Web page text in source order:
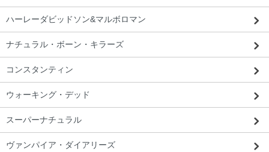
ハーレーダビッドソン&マルボロマン
ナチュラル・ボーン・キラーズ
コンスタンティン
ウォーキング・デッド
スーパーナチュラル
ヴァンパイア・ダイアリーズ